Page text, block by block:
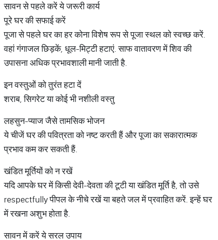
सावन से पहले करें ये जरूरी कार्य
पूरे घर की सफाई करें
पूजा से पहले घर का हर कोना विशेष रूप से पूजा स्थल को स्वच्छ करें.
वहां गंगाजल छिड़कें, धूल-मिट्टी हटाएं. साफ वातावरण में शिव की
उपासना अधिक प्रभावशाली मानी जाती है.
इन वस्तुओं को तुरंत हटा दें
शराब, सिगरेट या कोई भी नशीली वस्तु
लहसुन-प्याज जैसे तामसिक भोजन
ये चीजें घर की पवित्रता को नष्ट करती हैं और पूजा का सकारात्मक
प्रभाव कम कर सकती हैं.
खंडित मूर्तियों को न रखें
यदि आपके घर में किसी देवी-देवता की टूटी या खंडित मूर्ति है, तो उसे
respectfully पीपल के नीचे रखें या बहते जल में प्रवाहित करें. इन्हें घर
में रखना अशुभ होता है.
सावन में करें ये सरल उपाय